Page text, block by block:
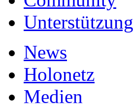
Unterstützung
News
Holonetz
Medien